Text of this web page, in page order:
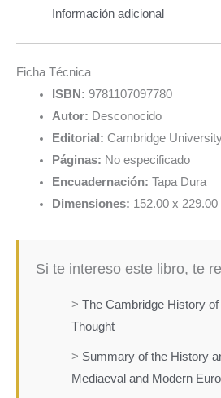
Información adicional
Ficha Técnica
ISBN: 9781107097780
Autor: Desconocido
Editorial: Cambridge
Páginas: No especificado
Encuadernación: Tapa Dura
Dimensiones: 152.00 x 229.00
Si te intereso este libro, te
> The Cambridge History
Thought
> Summary of the History
Mediaeval and Modern